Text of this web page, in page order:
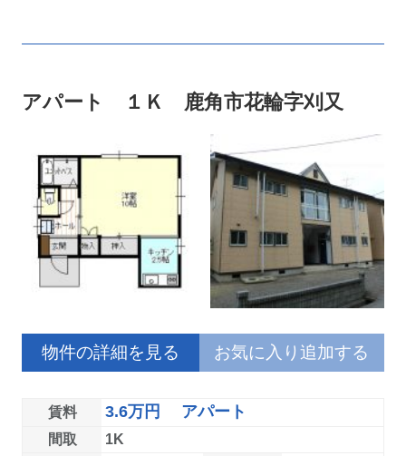
アパート １Ｋ 鹿角市花輪字刈又
物件の詳細を見る お気に入り追加する
賃料 3.6万円 アパート
間取
1K